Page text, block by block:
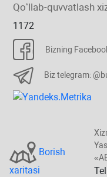
Qoʻllab-quvvatlash
1172
Bizning
Biz telegram:
Borish
хaritasi